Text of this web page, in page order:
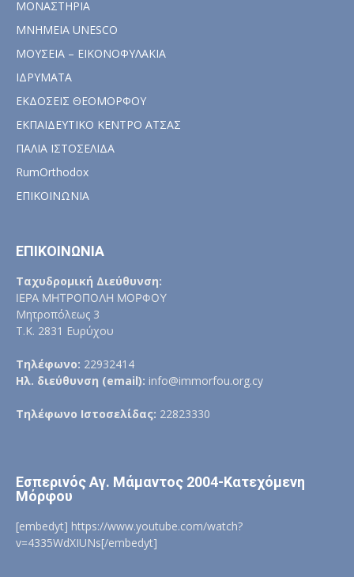
ΜΟΝΑΣΤΗΡΙΑ
ΜΝΗΜΕΙΑ UNESCO
ΜΟΥΣΕΙΑ – ΕΙΚΟΝΟΦΥΛΑΚΙΑ
ΙΔΡΥΜΑΤΑ
ΕΚΔΟΣΕΙΣ ΘΕΟΜΟΡΦΟΥ
ΕΚΠΑΙΔΕΥΤΙΚΟ ΚΕΝΤΡΟ ΑΤΣΑΣ
ΠΑΛΙΑ ΙΣΤΟΣΕΛΙΔΑ
RumOrthodox
ΕΠΙΚΟΙΝΩΝΙΑ
ΕΠΙΚΟΙΝΩΝΙΑ
Ταχυδρομική Διεύθυνση:
ΙΕΡΑ ΜΗΤΡΟΠΟΛΗ ΜΟΡΦΟΥ
Μητροπόλεως 3
Τ.Κ. 2831 Ευρύχου
Τηλέφωνο: 22932414
Ηλ. διεύθυνση (email): info@immorfou.org.cy
Τηλέφωνο Ιστοσελίδας: 22823330
Εσπερινός Αγ. Μάμαντος 2004-Κατεχόμενη
Μόρφου
[embedyt] https://www.youtube.com/watch?
v=4335WdXIUNs[/embedyt]